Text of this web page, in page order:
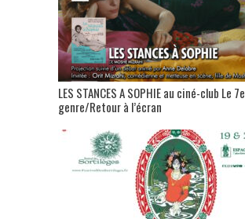
LES STANCES A SOPHIE au ciné-club Le 7e
genre/Retour à l’écran